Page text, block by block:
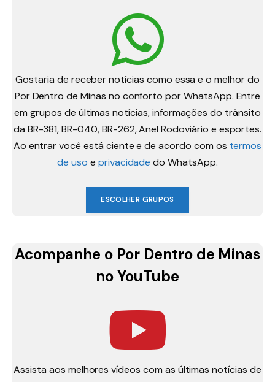
Gostaria de receber notícias como essa e o melhor do
Por Dentro de Minas no conforto por WhatsApp. Entre
em grupos de últimas notícias, informações do trânsito
da BR-381, BR-040, BR-262, Anel Rodoviário e esportes.
Ao entrar você está ciente e de acordo com os termos
de uso e privacidade do WhatsApp.
ESCOLHER GRUPOS
Acompanhe o Por Dentro de Minas
no YouTube
Assista aos melhores vídeos com as últimas notícias de